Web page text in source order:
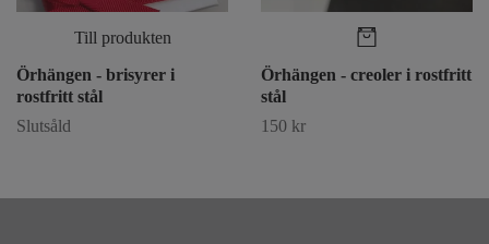
Till produkten
Örhängen - brisyrer i
rostfritt stål
Slutsåld
Örhängen - creoler i rostfritt
stål
150 kr